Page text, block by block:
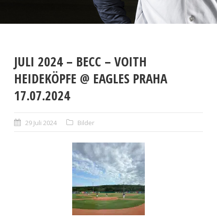
JULI 2024 – BECC – VOITH
HEIDEKÖPFE @ EAGLES PRAHA
17.07.2024
29 Juli 2024 Bilder